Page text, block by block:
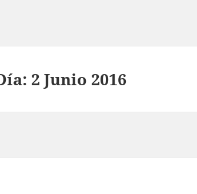
2 Junio 2016